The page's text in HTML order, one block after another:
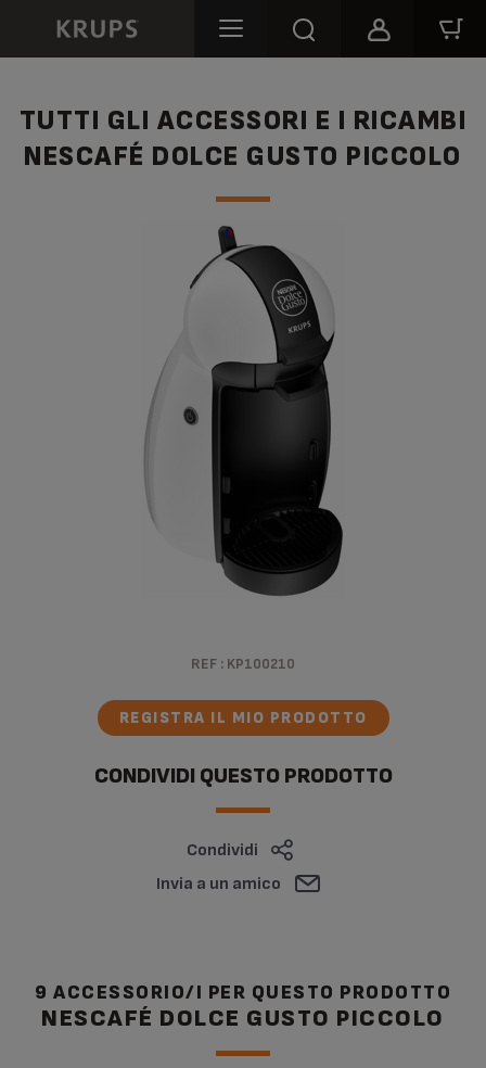
TUTTI GLI ACCESSORI E I RICAMBI
NESCAFÉ DOLCE GUSTO PICCOLO
REF : KP100210
REGISTRA IL MIO PRODOTTO
CONDIVIDI QUESTO PRODOTTO
Condividi
Invia a un amico
9 ACCESSORIO/I PER QUESTO PRODOTTO
NESCAFÉ DOLCE GUSTO PICCOLO